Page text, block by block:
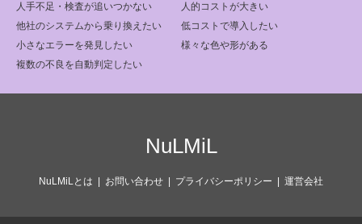
人手不足・検査が追いつかない
人的コストが大きい
他社のシステムから乗り換えたい
低コストで導入したい
小さなエラーを発見したい
様々な色や形がある
複数の不良を自動判定したい
NuLMiL
NuLMiLとは お問い合わせ プライバシーポリシー 運営会社